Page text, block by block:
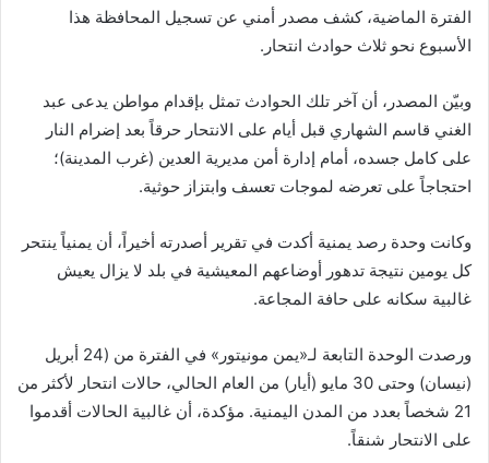
الفترة الماضية، كشف مصدر أمني عن تسجيل المحافظة هذا
الأسبوع نحو ثلاث حوادث انتحار.
وبيّن المصدر، أن آخر تلك الحوادث تمثل بإقدام مواطن يدعى عبد
الغني قاسم الشهاري قبل أيام على الانتحار حرقاً بعد إضرام النار
على كامل جسده، أمام إدارة أمن مديرية العدين (غرب المدينة)؛
احتجاجاً على تعرضه لموجات تعسف وابتزاز حوثية.
وكانت وحدة رصد يمنية أكدت في تقرير أصدرته أخيراً، أن يمنياً ينتحر
كل يومين نتيجة تدهور أوضاعهم المعيشية في بلد لا يزال يعيش
غالبية سكانه على حافة المجاعة.
ورصدت الوحدة التابعة لـ«يمن مونيتور» في الفترة من (24 أبريل
(نيسان) وحتى 30 مايو (أيار) من العام الحالي، حالات انتحار لأكثر من
21 شخصاً بعدد من المدن اليمنية. مؤكدة، أن غالبية الحالات أقدموا
على الانتحار شنقاً.